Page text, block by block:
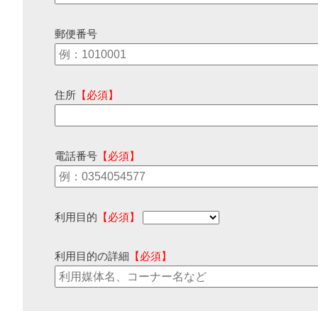
郵便番号
住所 【必須】
電話番号 【必須】
利用目的 【必須】
利用目的の詳細 【必須】